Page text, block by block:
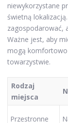
niewykorzystane
świetną
zagospodarować,
Ważne jest, aby
mogą komfortowo
towarzystwie.
Rodzaj
miejsca
Przestronne